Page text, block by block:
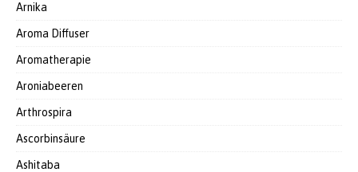
Arnika
Aroma Diffuser
Aromatherapie
Aroniabeeren
Arthrospira
Ascorbinsäure
Ashitaba